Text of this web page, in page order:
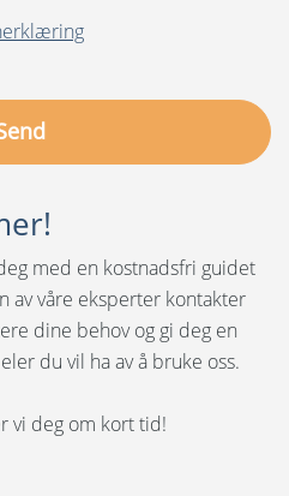
med en kostnadsfri guidet
av våre eksperter kontakter
dine behov og gi deg en
du vil ha av å bruke oss.
vi deg om kort tid!